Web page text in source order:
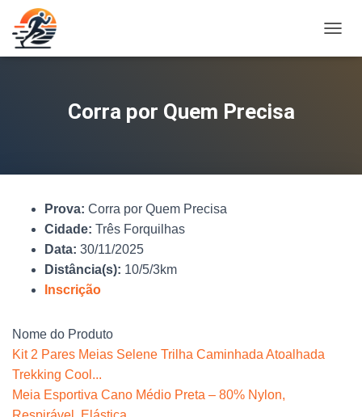
L
Corra por Quem Precisa
Prova: Corra por Quem Precisa
Cidade: Três Forquilhas
Data: 30/11/2025
Distância(s): 10/5/3km
Inscrição
Nome do Produto
Kit 2 Pares Meias Selene Trilha Caminhada Atoalhada
Trekking Cool...
Meia Esportiva Cano Médio Preta – 80% Nylon,